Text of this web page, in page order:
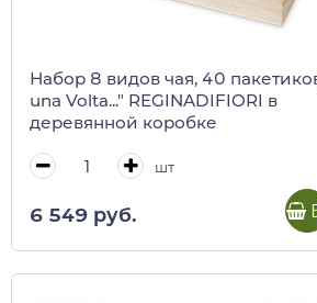
Набор 8 видов чая, 40
una Volta..." REGINADIFIORI в
деревянной коробке
шт
6 549 руб.